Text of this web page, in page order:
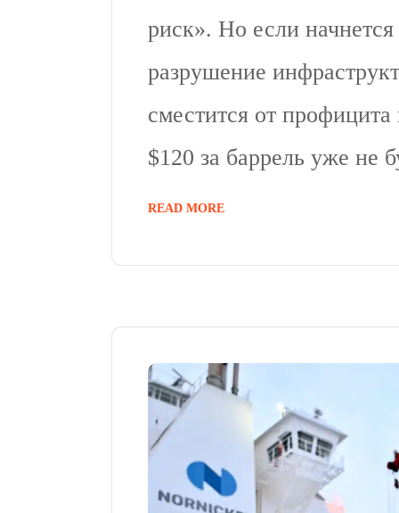
риск». Но если
разрушение
сместится от
$120 за баррель уже не
READ MORE